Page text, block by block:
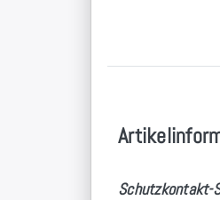
Schutzkontakt-